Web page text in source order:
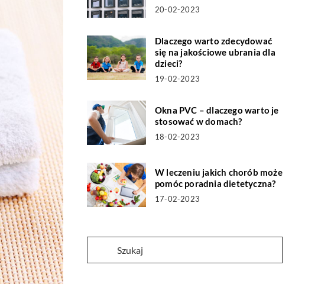
20-02-2023
Dlaczego warto zdecydować
się na jakościowe ubrania dla
dzieci?
19-02-2023
Okna PVC – dlaczego warto je
stosować w domach?
18-02-2023
W leczeniu jakich chorób może
pomóc poradnia dietetyczna?
17-02-2023